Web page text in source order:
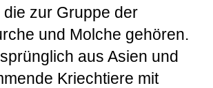
zur Gruppe der
und Molche gehören.
aus Asien und
Kriechtiere mit